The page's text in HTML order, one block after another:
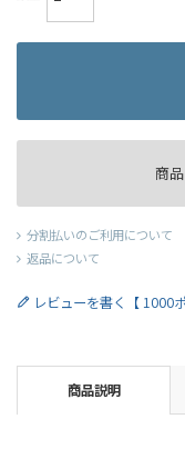
商
分割払いのご利用について
返品について
レビューを書く【 1000
商品説明